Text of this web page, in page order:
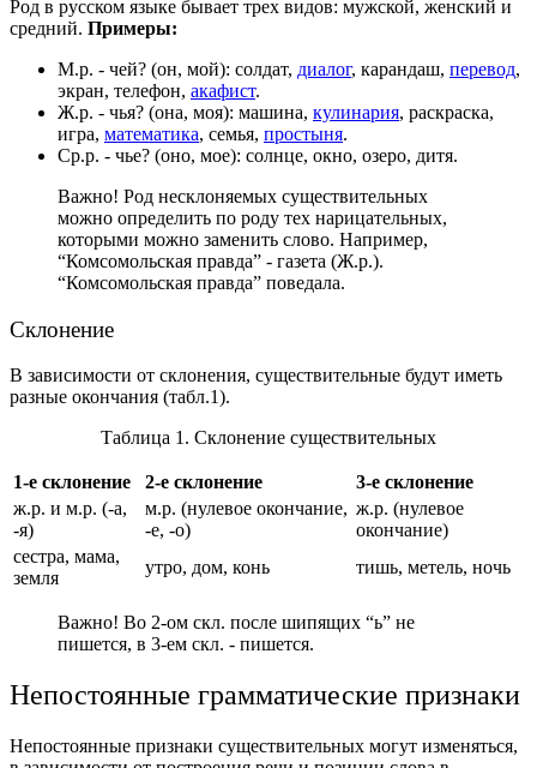
Род в русском языке бывает трех видов: мужской, женский и
средний. Примеры:
М.р. - чей? (он, мой): солдат, диалог, карандаш, перевод,
экран, телефон, акафист.
Ж.р. - чья? (она, моя): машина, кулинария, раскраска,
игра, математика, семья, простыня.
Ср.р. - чье? (оно, мое): солнце, окно, озеро, дитя.
Важно! Род несклоняемых существительных
можно определить по роду тех нарицательных,
которыми можно заменить слово. Например,
“Комсомольская правда” - газета (Ж.р.).
“Комсомольская правда” поведала.
Склонение
В зависимости от склонения, существительные будут иметь
разные окончания (табл.1).
Таблица 1. Склонение существительных
1-е склонение 2-е склонение
3-е склонение
ж.р. и м.р. (-а,
-я)
м.р. (нулевое окончание,
-е, -о)
ж.р. (нулевое
окончание)
сестра, мама,
земля
утро, дом, конь тишь, метель, ночь
Важно! Во 2-ом скл. после шипящих “ь” не
пишется, в 3-ем скл. - пишется.
Непостоянные грамматические признаки
Непостоянные признаки существительных могут изменяться,